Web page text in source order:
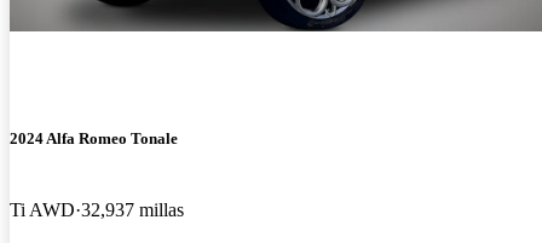
2024 Alfa Romeo Tonale
Ti AWD 32,937 millas